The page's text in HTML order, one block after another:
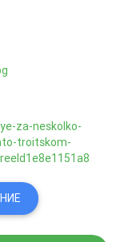
za-neskolko-
troitskom-